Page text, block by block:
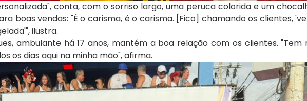
conta, com o sorriso largo, uma peruca colorida e um
boas vendas: "É o carisma, é o carisma. [Fico] chamando os clientes,
ilustra.
ambulante há 17 anos, mantém a boa relação com os clientes. "Tem
os dias aqui na minha mão", afirma.